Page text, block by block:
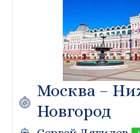
Москва –
Новгород